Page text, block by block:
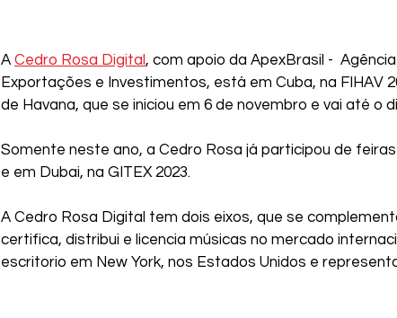
A Cedro Rosa Digital , com apoio da ApexBrasil -
Exportações e Investimentos, está em Cuba, na FIHAV
de Havana, que se iniciou em 6 de novembro e vai até o
Somente neste ano, a Cedro Rosa já participou de
e em Dubai, na GITEX 2023.
A Cedro Rosa Digital tem dois eixos, que se
certifica, distribui e licencia músicas no mercado
escritorio em New York, nos Estados Unidos e